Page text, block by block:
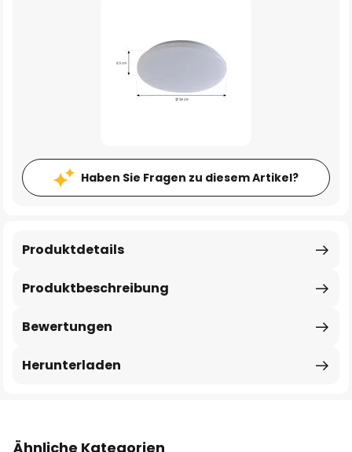
Haben Sie Fragen zu diesem Artikel?
Produktbeschreibung
Produktdetails
Bewertungen
Herunterladen
Ähnliche Kategorien